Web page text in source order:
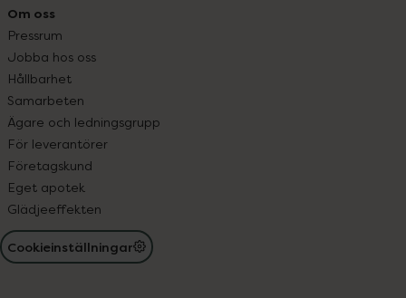
Om oss
Pressrum
Jobba hos oss
Hållbarhet
Samarbeten
Ägare och ledningsgrupp
För leverantörer
Företagskund
Eget apotek
Glädjeeffekten
Cookieinställningar